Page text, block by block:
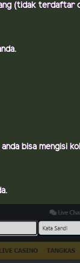
(tidak terdaftar
bisa mengisi